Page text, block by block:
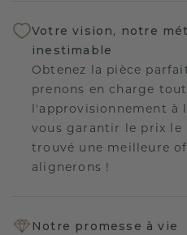
Votre vision, notre
inestimable
Obtenez la pièce
prenons en charge
l'approvisionnement à
vous garantir le prix le
trouvé une meilleure
alignerons !
Notre promesse à vie